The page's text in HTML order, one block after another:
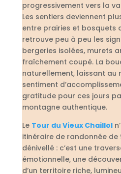
progressivement vers la
Les sentiers deviennent
entre prairies et bosquets
retrouve peu à peu les
bergeries isolées, murets
fraîchement coupé. La
naturellement, laissant au
sentiment
gratitude pour ces jours
montagne authentique.
Le Tour du Vieux Chaillol
itinéraire de randonnée de
dénivellé : c’est une
émotionnelle, une
d’un territoire riche,